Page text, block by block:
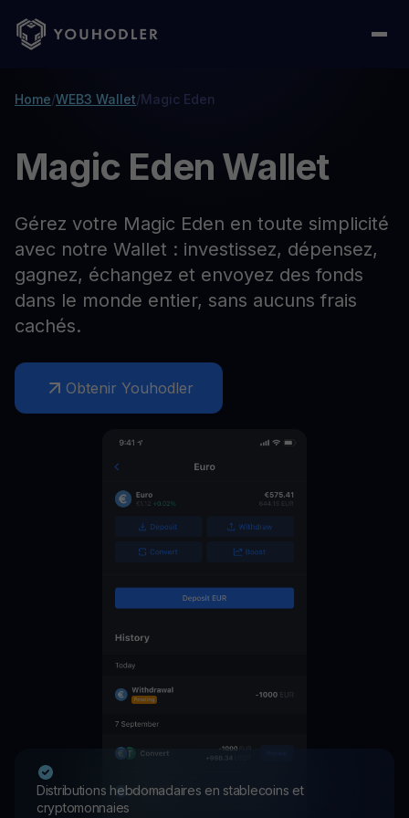
Home/WEB3 Wallet/Magic Eden
Magic Eden Wallet
Gérez votre Magic Eden en toute simplicité
avec notre Wallet : investissez, dépensez,
gagnez, échangez et envoyez des fonds
dans le monde entier, sans aucuns frais
cachés.
Obtenir Youhodler
Distributions hebdomadaires en stablecoins et
cryptomonnaies